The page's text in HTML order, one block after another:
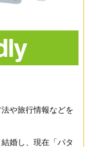
や旅行情報などを
婚し、現在「パタ